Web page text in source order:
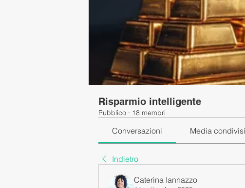
Risparmio intelligente
Pubblico · 18 membri
Conversazioni Media condivisi
Indietro
Caterina Iannazzo